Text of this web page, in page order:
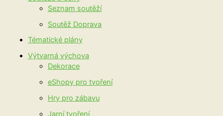
Seznam soutěží
Soutěž Doprava
Tématické plány
Výtvarná výchova
Dekorace
eShopy pro tvoření
Hry pro zábavu
Jarní tvoření